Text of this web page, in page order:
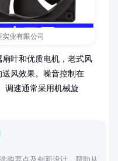
业有限公司
叶和优质电机，老式风
风效果。噪音控制在
调速通常采用机械旋